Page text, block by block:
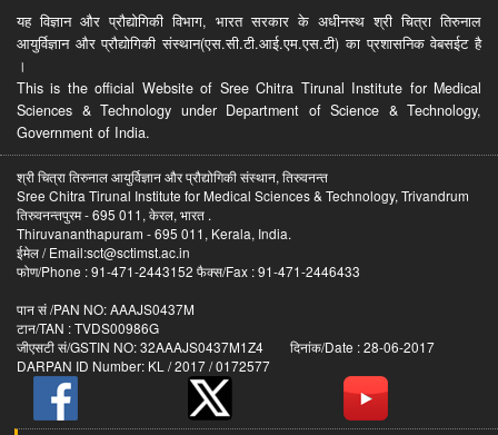
यह विज्ञान और प्रौद्योगिकी विभाग, भारत सरकार के अधीनस्थ श्री चित्रा तिरुनाल
आयुर्विज्ञान और प्रौद्योगिकी संस्थान(एस.सी.टी.आई.एम.एस.टी) का प्रशासनिक वेबसईट है
।
This is the official Website of Sree Chitra Tirunal Institute for Medical
Sciences & Technology under Department of Science & Technology,
Government of India.
श्री चित्रा तिरुनाल आयुर्विज्ञान और प्रौद्योगिकी संस्थान, तिरुवनन्त
Sree Chitra Tirunal Institute for Medical Sciences & Technology, Trivandrum
तिरुवनन्तपुरम - 695 011, केरल, भारत .
Thiruvananthapuram - 695 011, Kerala, India.
ईमेल / Email:sct@sctimst.ac.in
फोण/Phone : 91-471-2443152 फैक्स/Fax : 91-471-2446433
पान सं /PAN NO: AAAJS0437M
टान/TAN : TVDS00986G
जीएसटी सं/GSTIN NO: 32AAAJS0437M1Z4 दिनांक/Date : 28-06-2017
DARPAN ID Number: KL / 2017 / 0172577